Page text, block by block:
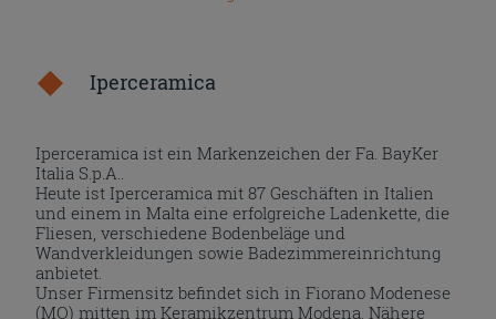
Iperceramica
Iperceramica ist ein Markenzeichen der Fa. BayKer
Italia S.p.A..
Heute ist Iperceramica mit 87 Geschäften in Italien
und einem in Malta eine erfolgreiche Ladenkette, die
Fliesen, verschiedene Bodenbeläge und
Wandverkleidungen sowie Badezimmereinrichtung
anbietet.
Unser Firmensitz befindet sich in Fiorano Modenese
(MO) mitten im Keramikzentrum Modena. Nähere